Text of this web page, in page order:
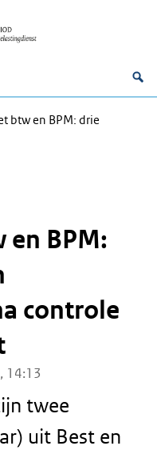
btw en BPM: drie
en BPM:
controle
14:13
twee
uit Best en